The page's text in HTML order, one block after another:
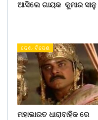
ଆସିଲେ ଗାୟକ କୁମାର ସାନୁ
ଦେଶ- ବିଦେଶ
ମହାଭାରତ ଧାରାବାହିକ ରେ